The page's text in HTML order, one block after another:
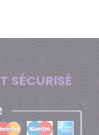
SÉCURISÉ